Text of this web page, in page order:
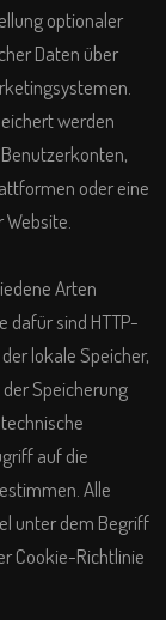
optionaler
Daten über
werden
oder eine
Arten
dafür sind HTTP-
lokale Speicher,
Speicherung
auf die
Alle
unter dem Begriff
Cookie-Richtlinie